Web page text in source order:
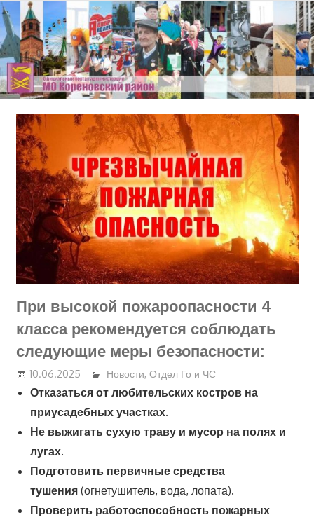
Перейти
к
содержимому
При высокой пожароопасности 4
класса рекомендуется соблюдать
следующие меры безопасности:
10.06.2025 Новости, Отдел Го и ЧС
Отказаться от любительских костров на
приусадебных участках.
Не выжигать сухую траву и мусор на полях и
лугах.
Подготовить первичные средства
тушения(огнетушитель, вода, лопата).
Проверить работоспособность пожарных